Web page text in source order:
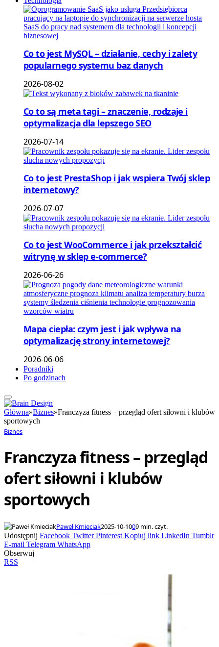
Co to jest MySQL – działanie, cechy i zalety
popularnego systemu baz danych
2026-08-02
Co to są meta tagi – znaczenie, rodzaje i
optymalizacja dla lepszego SEO
2026-07-14
Co to jest PrestaShop i jak wspiera Twój sklep
internetowy?
2026-07-07
Co to jest WooCommerce i jak przekształcić
witrynę w sklep e-commerce?
2026-06-26
Mapa ciepła: czym jest i jak wpływa na
optymalizację strony internetowej?
2026-06-06
Poradniki
Po godzinach
Główna»Biznes»Franczyza fitness – przegląd ofert siłowni i klubów
sportowych
Biznes
Franczyza fitness – przegląd
ofert siłowni i klubów
sportowych
Paweł Kmieciak2025-10-1009 min. czyt.
Udostępnij Facebook Twitter Pinterest Kopiuj link LinkedIn Tumblr
E-mail Telegram WhatsApp
Obserwuj
RSS